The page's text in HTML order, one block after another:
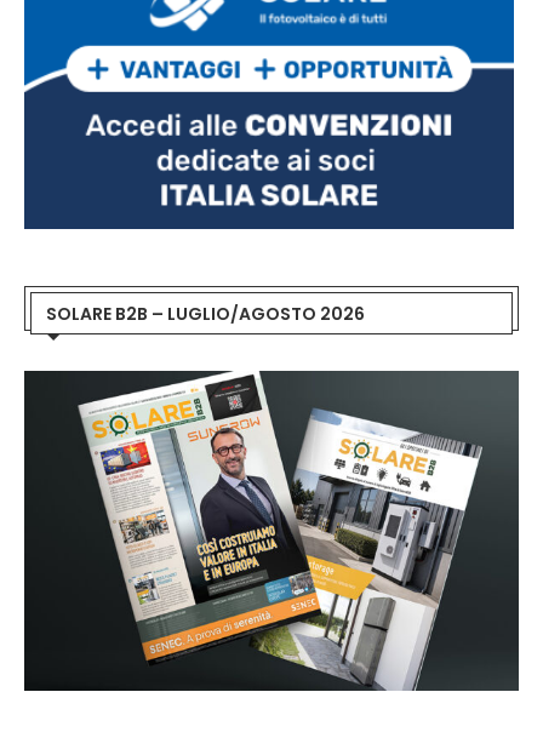
SOLARE B2B – LUGLIO/AGOSTO 2026